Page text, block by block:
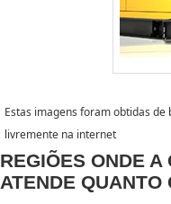
Estas imagens foram obtidas de
livremente na internet
REGIÕES ONDE A
ATENDE QUANTO